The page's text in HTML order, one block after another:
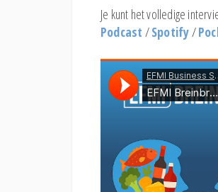
Je kunt het volledige
Podcast /Spotify /